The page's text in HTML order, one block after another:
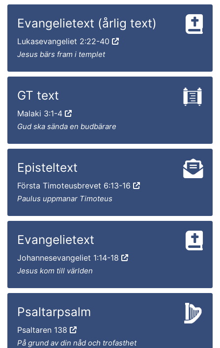
Evangelietext (årlig text)
Lukasevangeliet 2:22-40
Jesus bärs fram i templet
GT text
Malaki 3:1-4
Gud ska sända en budbärare
Episteltext
Första Timoteusbrevet 6:13-16
Paulus uppmanar Timoteus
Evangelietext
Johannesevangeliet 1:14-18
Jesus kom till världen
Psaltarpsalm
Psaltaren 138
På grund av din nåd och trofasthet